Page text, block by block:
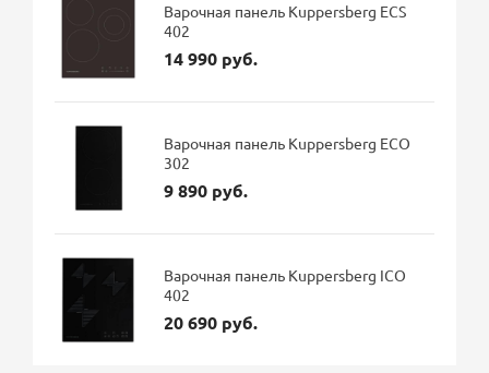
Варочная панель Kuppersberg ECS
402
14 990 руб.
Варочная панель Kuppersberg ECO
302
9 890 руб.
Варочная панель Kuppersberg ICO
402
20 690 руб.